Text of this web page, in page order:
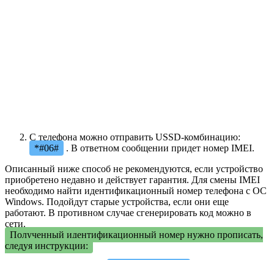
С телефона можно отправить USSD-комбинацию:
*#06#
. В ответном сообщении придет номер IMEI.
Описанный ниже способ не рекомендуются, если устройство
приобретено недавно и действует гарантия. Для смены IMEI
необходимо найти идентификационный номер телефона с ОС
Windows. Подойдут старые устройства, если они еще
работают. В противном случае сгенерировать код можно в
сети.
Полученный идентификационный номер нужно прописать,
следуя инструкции: